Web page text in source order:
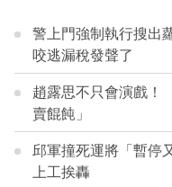
警上門強制執行搜出
咬逃漏稅發聲了
趙露思不只會演戲
賣餛飩」
邱軍撞死運將「暫停
上工挨轟